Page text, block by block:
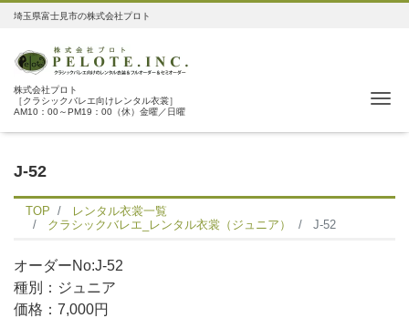
埼玉県富士見市の株式会社プロト
株式会社プロト
［クラシックバレエ向けレンタル衣裳］
AM10：00～PM19：00（休）金曜／日曜
J-52
TOP
レンタル衣裳一覧
クラシックバレエ_レンタル衣裳（ジュニア）
J-52
オーダーNo:J-52
種別：ジュニア
価格：7,000円